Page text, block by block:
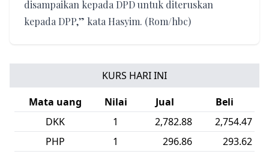
disampaikan kepada DPD untuk diteruskan
kepada DPP,” kata Hasyim. (Rom/hbc)
KURS HARI INI
Mata uang
Nilai Jual
Beli
DKK
1 2,782.88
2,754.47
PHP
1 296.86
293.62